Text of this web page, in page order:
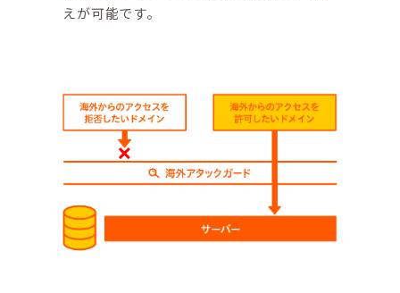
えが可能です。